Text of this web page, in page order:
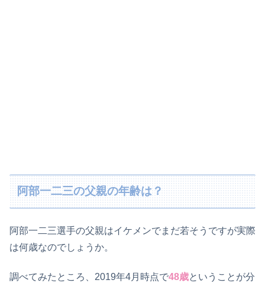
阿部一二三の父親の年齢は？
阿部一二三選手の父親はイケメンでまだ若そうですが実際
は何歳なのでしょうか。
調べてみたところ、2019年4月時点で48歳ということが分